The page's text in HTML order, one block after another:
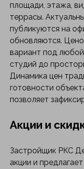
площади, этажа,
террасы.
публикуются на
обновляются.
вариант под
студий до
Динамика цен
готовности
позволяет
Акции и
Застройщик РКС
акции и